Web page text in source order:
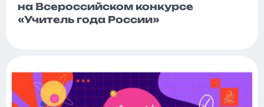
на Всероссийском конкурсе
«Учитель года России»